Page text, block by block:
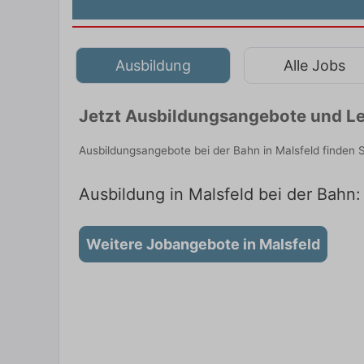
Ausbildung Alle Jobs
Jetzt Ausbildungsangebote und
Ausbildungsangebote bei der Bahn in Malsfeld
Ausbildung in Malsfeld bei der
Weitere Jobangebote in Malsfeld